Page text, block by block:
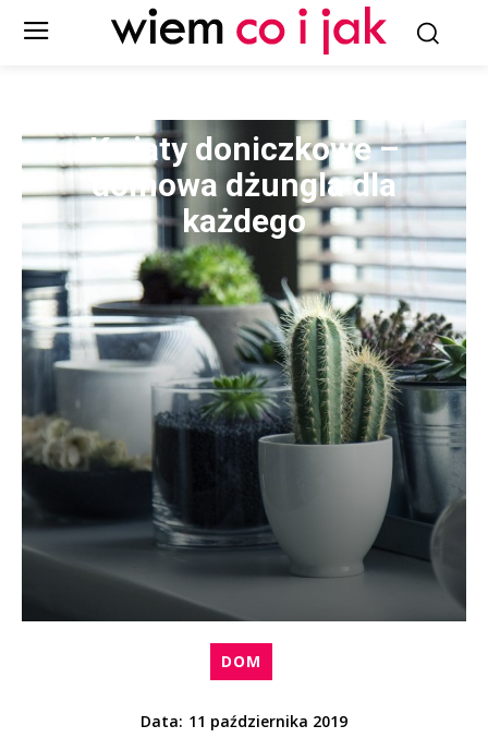
Kwiaty doniczkowe –
domowa dżungla dla
każdego
DOM
Data: 11 października 2019